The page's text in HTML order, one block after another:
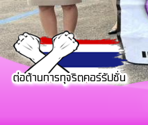
บลกุดกว้าง ร่วมใจขับเคลื่อนจ